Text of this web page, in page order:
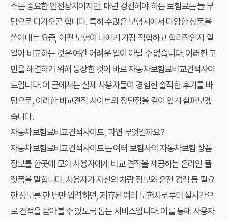
주는 중요한 안전장치이지만, 매년 갱신해야 하는 보험료는 늘 부
담으로 다가오곤 합니다. 특히 수많은 보험사에서 다양한 상품을
쏟아내는 요즘, 어떤 보험이 나에게 가장 적합하고 합리적인지 일
일이 비교하는 것은 여간 어려운 일이 아닐 수 없습니다. 이러한 고
민을 해결하기 위해 등장한 것이 바로자동차보험료비교견적사이
트입니다. 이 글에서는 실제 사용자들이 경험한 솔직한 후기를 바
탕으로, 이러한 비교견적 사이트의 장단점을 깊이 있게 살펴보겠
습니다.
자동차보험료비교견적사이트, 과연 무엇일까요?
자동차보험료비교견적사이트는 여러 보험사의 자동차보험 상품
정보를 한곳에 모아 사용자에게 비교 견적을 제공하는 온라인 플
랫폼을 말합니다. 사용자가 자신의 차량 정보와 운전 경력 등 필요
한 정보를 한 번만 입력하면, 제휴된 여러 보험사로부터 실시간으
로 견적을 받아볼 수 있도록 돕는 서비스입니다. 이를 통해 사용자